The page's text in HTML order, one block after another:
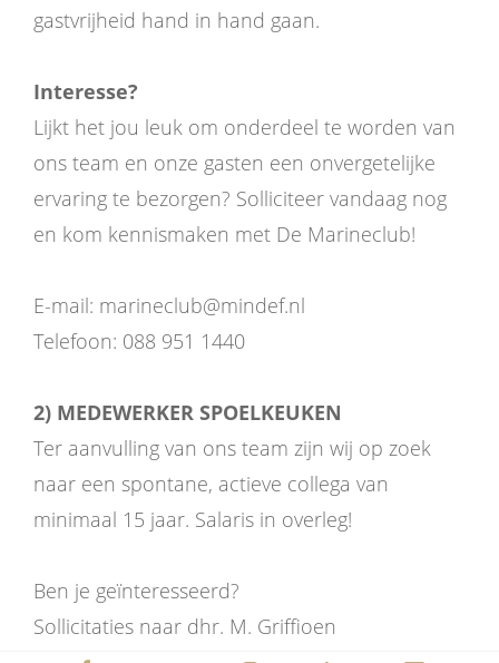
gastvrijheid hand in hand gaan.
Interesse?
Lijkt het jou leuk om onderdeel te worden van
ons team en onze gasten een onvergetelijke
ervaring te bezorgen? Solliciteer vandaag nog
en kom kennismaken met De Marineclub!
E-mail: marineclub@mindef.nl
Telefoon: 088 951 1440
2) MEDEWERKER SPOELKEUKEN
Ter aanvulling van ons team zijn wij op zoek
naar een spontane, actieve collega van
minimaal 15 jaar. Salaris in overleg!
‌Ben je geïnteresseerd?
‌Sollicitaties naar dhr. M. Griffioen